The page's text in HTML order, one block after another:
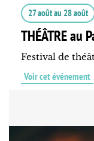
27 aoûtau 28 août
THÉÂTRE au
Festival de
Voir cet événement